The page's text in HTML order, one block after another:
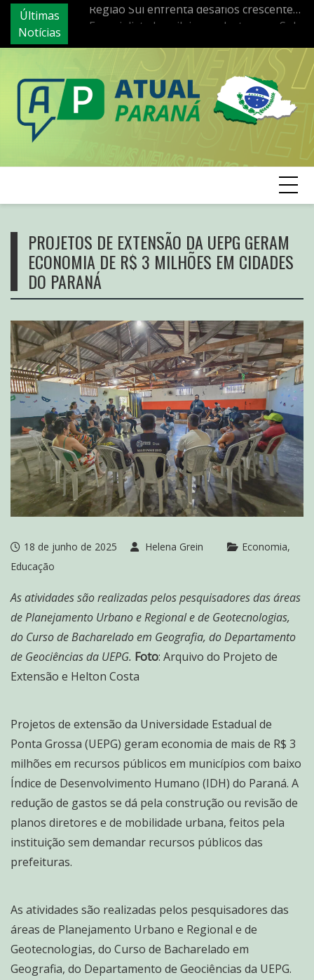
Skip
content
Últimas
Notícias
na alimentação saudável; Especialista
Especialista brasileira se destaca no Sul
multidisciplinar para dificuldades de
aprendizagem
PROJETOS DE EXTENSÃO DA UEPG GERAM
ECONOMIA DE R$ 3 MILHÕES EM CIDADES
DO PARANÁ
18 de junho de 2025 Helena Grein
Economia
Educação
As atividades são realizadas pelos pesquisadores das áreas
de Planejamento Urbano e Regional e de Geotecnologias,
do Curso de Bacharelado em Geografia, do Departamento
de Geociências da UEPG. Foto: Arquivo do Projeto de
Extensão e Helton Costa
Projetos de extensão da Universidade Estadual de
Ponta Grossa (UEPG) geram economia de mais de R$ 3
milhões em recursos públicos em municípios com baixo
Índice de Desenvolvimento Humano (IDH) do Paraná. A
redução de gastos se dá pela construção ou revisão de
planos diretores e de mobilidade urbana, feitos pela
instituição sem demandar recursos públicos das
prefeituras.
As atividades são realizadas pelos pesquisadores das
áreas de Planejamento Urbano e Regional e de
Geotecnologias, do Curso de Bacharelado em
Geografia, do Departamento de Geociências da UEPG.